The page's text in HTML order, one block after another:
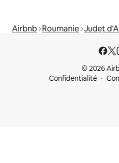
Airbnb Roumanie Județ
© 2026
Confidentialité